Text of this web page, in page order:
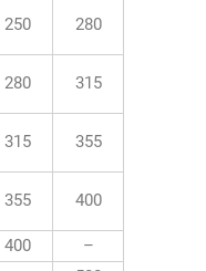
250 280
280 315
315 355
355 400
400
–